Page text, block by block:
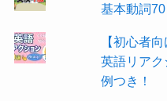
基本動詞
【初心者
英語リア
例つき！